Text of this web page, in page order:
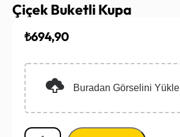
Çiçek Buketli Kupa
₺694,90
Buradan Görselini Yükle